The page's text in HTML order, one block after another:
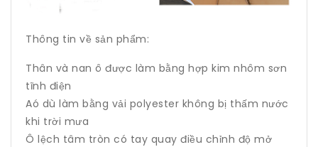
Thông tin về sản phẩm:
Thân và nan ô được làm bằng hợp kim nhôm sơn
tĩnh điện
Aó dù làm bằng vải polyester không bị thấm nước
khi trời mưa
Ô lệch tâm tròn có tay quay điều chỉnh độ mở